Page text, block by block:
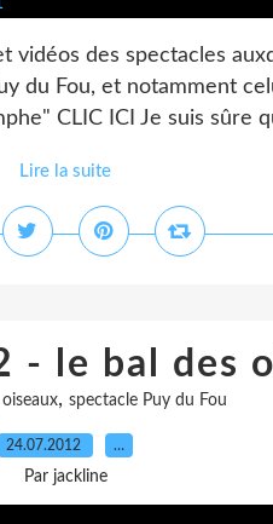
vidéos des spectacles
du Fou, et notamment
CLIC ICI Je suis sûre
Lire la suite
- le bal des
oiseaux, spectacle Puy du Fou
24.07.2012 …
Par jackline